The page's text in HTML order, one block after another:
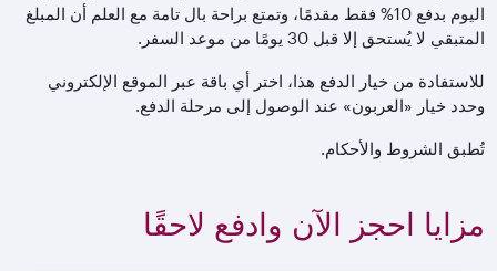
اليوم بدفع 10% فقط مقدمًا، وتمتع براحة بال تامة مع العلم أن المبلغ
المتبقي لا يُستحق إلا قبل 30 يومًا من موعد السفر.
للاستفادة من خيار الدفع هذا، اختر أي باقة عبر الموقع الإلكتروني
وحدد خيار «العربون» عند الوصول إلى مرحلة الدفع.
تُطبق الشروط والأحكام.
مزايا احجز الآن وادفع لاحقًا